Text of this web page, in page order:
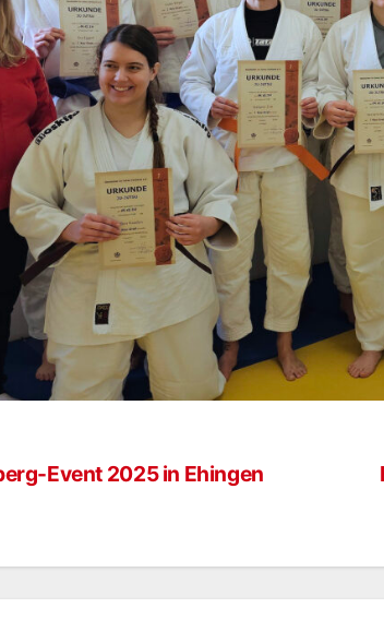
Event 2025 in Ehingen